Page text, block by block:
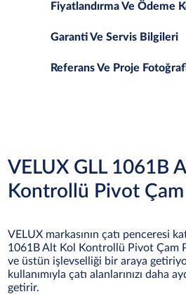
Fiyatlandırma Ve Ödeme
Garanti Ve Servis Bilgileri
Referans Ve Proje
VELUX GLL 1061B
Kontrollü Pivot
VELUX markasının çatı penceresi
1061B Alt Kol Kontrollü Pivot Çam
ve üstün işlevselliği bir araya
kullanımıyla çatı alanlarınızı daha
getirir.